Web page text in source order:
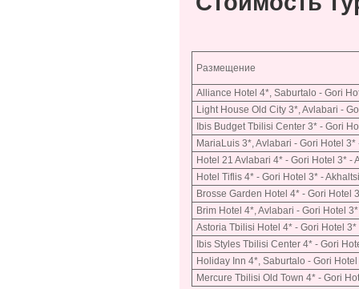
Размещение
Alliance Hotel 4*, Saburtalo - Gori
Light House Old City 3*, Avlabari -
Ibis Budget Tbilisi Center 3* - Gori
MariaLuis 3*, Avlabari - Gori Hotel
Hotel 21 Avlabari 4* - Gori Hotel 3*
Hotel Tiflis 4* - Gori Hotel 3* -
Brosse Garden Hotel 4* - Gori Hotel
Brim Hotel 4*, Avlabari - Gori Hotel
Astoria Tbilisi Hotel 4* - Gori Hotel
Ibis Styles Tbilisi Center 4* - Gori
Holiday Inn 4*, Saburtalo - Gori
Mercure Tbilisi Old Town 4* - Gori